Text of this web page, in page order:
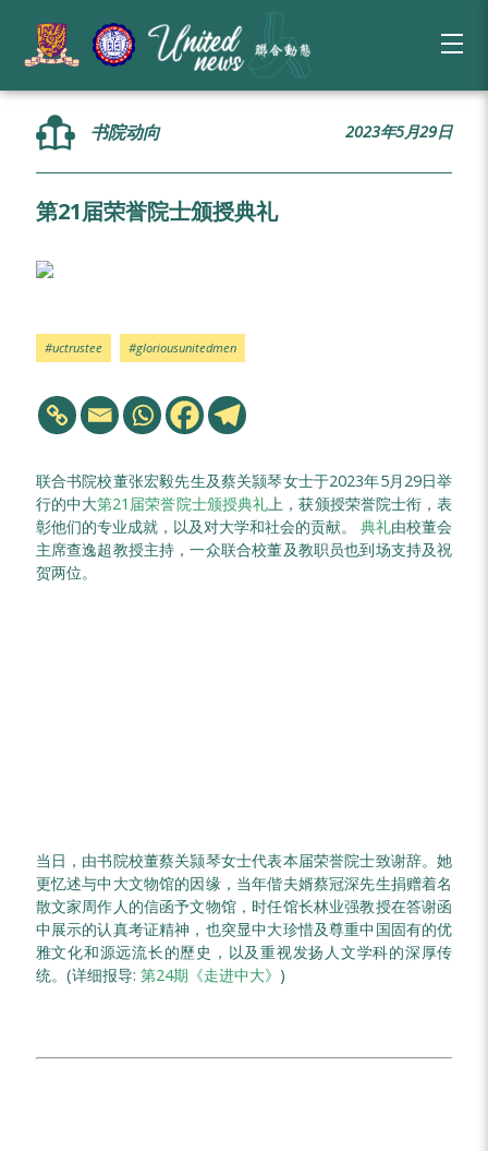
书院动向 2023年5月29日
第21届荣誉院士颁授典礼
#uctrustee #gloriousunitedmen
联合书院校董张宏毅先生及蔡关颕琴女士于2023年5月29日举
行的中大第21届荣誉院士颁授典礼上，获颁授荣誉院士衔，表
彰他们的专业成就，以及对大学和社会的贡献。典礼由校董会
主席查逸超教授主持，一众联合校董及教职员也到场支持及祝
贺两位。
当日，由书院校董蔡关颕琴女士代表本届荣誉院士致谢辞。她
更忆述与中大文物馆的因缘，当年偕夫婿蔡冠深先生捐赠着名
散文家周作人的信函予文物馆，时任馆长林业强教授在答谢函
中展示的认真考证精神，也突显中大珍惜及尊重中国固有的优
雅文化和源远流长的歷史，以及重视发扬人文学科的深厚传
统。(详细报导: 第24期《走进中大》 )